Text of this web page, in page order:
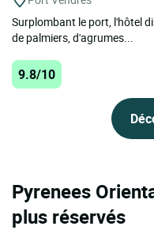
Surplombant le port, l'hôtel
de palmiers, d'agrumes...
9.8/10
Pyrenees
plus réservés